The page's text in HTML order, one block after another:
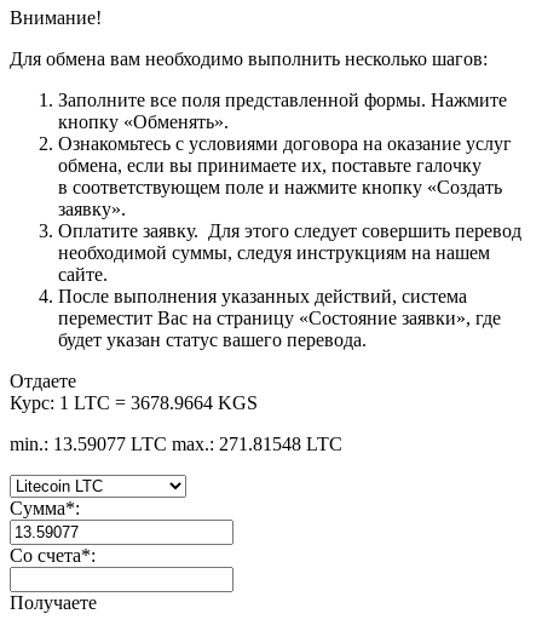
Внимание!
Для обмена вам необходимо выполнить несколько шагов:
Заполните все поля представленной формы. Нажмите
кнопку «Обменять».
Ознакомьтесь с условиями договора на оказание услуг
обмена, если вы принимаете их, поставьте галочку
в соответствующем поле и нажмите кнопку «Создать
заявку».
Оплатите заявку. Для этого следует совершить перевод
необходимой суммы, следуя инструкциям на нашем
сайте.
После выполнения указанных действий, система
переместит Вас на страницу «Состояние заявки», где
будет указан статус вашего перевода.
Отдаете
Курс: 1 LTC = 3678.9664 KGS
min.: 13.59077 LTC max.: 271.81548 LTC
Сумма*:
Со счета*:
Получаете